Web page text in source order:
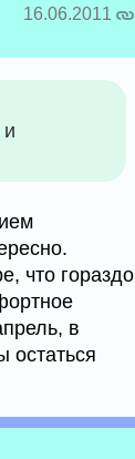
16.06.2011
что гораздо
в
остаться